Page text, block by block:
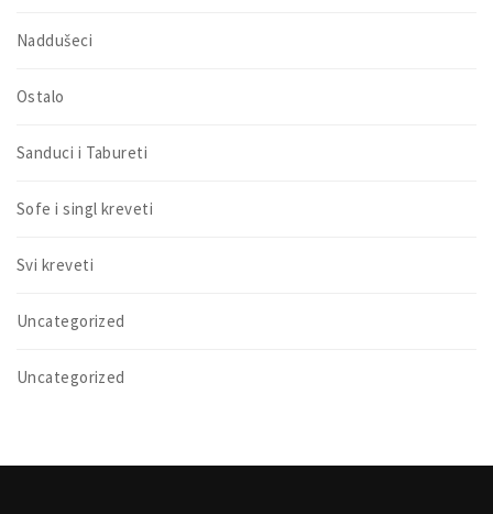
Naddušeci
Ostalo
Sanduci i Tabureti
Sofe i singl kreveti
Svi kreveti
Uncategorized
Uncategorized